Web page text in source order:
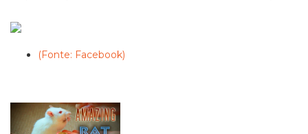
(Fonte: Facebook)